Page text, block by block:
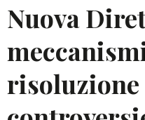
Nuova
risoluzione